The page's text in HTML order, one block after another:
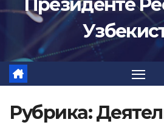
Президенте
Рубрика: